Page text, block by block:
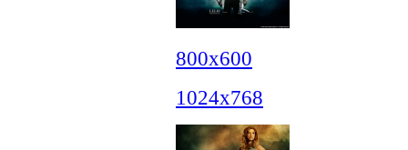
800x600
1024x768